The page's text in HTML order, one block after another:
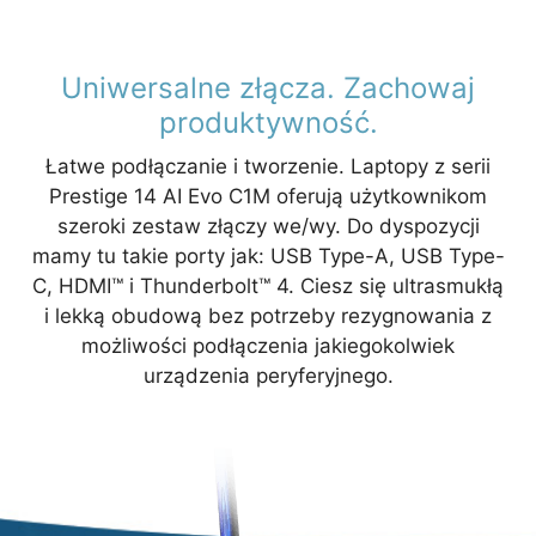
Uniwersalne złącza. Zachowaj
produktywność.
Łatwe podłączanie i tworzenie. Laptopy z serii
Prestige 14 AI Evo C1M oferują użytkownikom
szeroki zestaw złączy we/wy. Do dyspozycji
mamy tu takie porty jak: USB Type-A, USB Type-
C, HDMI™ i Thunderbolt™ 4. Ciesz się ultrasmukłą
i lekką obudową bez potrzeby rezygnowania z
możliwości podłączenia jakiegokolwiek
urządzenia peryferyjnego.